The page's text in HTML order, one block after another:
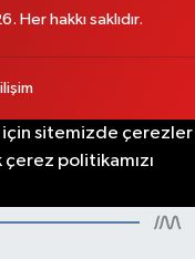
hakkı saklıdır.
için sitemizde çerezler
çerez politikamızı